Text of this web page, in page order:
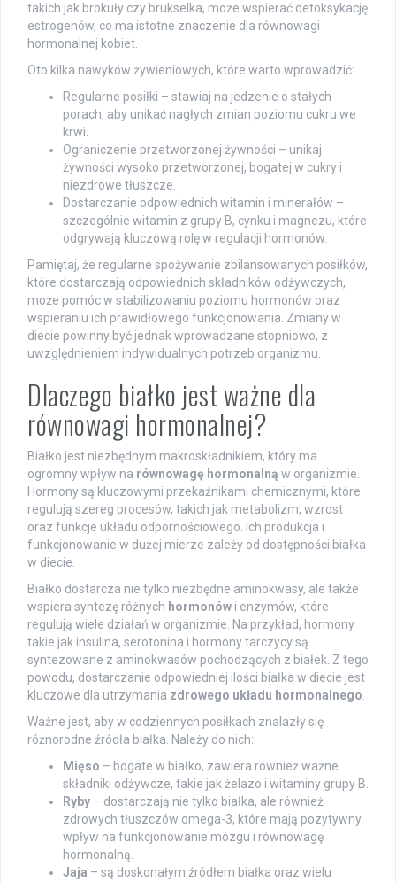
takich jak brokuły czy brukselka, może wspierać detoksykację
estrogenów, co ma istotne znaczenie dla równowagi
hormonalnej kobiet.
Oto kilka nawyków żywieniowych, które warto wprowadzić:
Regularne posiłki – stawiaj na jedzenie o stałych
porach, aby unikać nagłych zmian poziomu cukru we
krwi.
Ograniczenie przetworzonej żywności – unikaj
żywności wysoko przetworzonej, bogatej w cukry i
niezdrowe tłuszcze.
Dostarczanie odpowiednich witamin i minerałów –
szczególnie witamin z grupy B, cynku i magnezu, które
odgrywają kluczową rolę w regulacji hormonów.
Pamiętaj, że regularne spożywanie zbilansowanych posiłków,
które dostarczają odpowiednich składników odżywczych,
może pomóc w stabilizowaniu poziomu hormonów oraz
wspieraniu ich prawidłowego funkcjonowania. Zmiany w
diecie powinny być jednak wprowadzane stopniowo, z
uwzględnieniem indywidualnych potrzeb organizmu.
Dlaczego białko jest ważne dla
równowagi hormonalnej?
Białko jest niezbędnym makroskładnikiem, który ma
ogromny wpływ na równowagę hormonalną w organizmie.
Hormony są kluczowymi przekaźnikami chemicznymi, które
regulują szereg procesów, takich jak metabolizm, wzrost
oraz funkcje układu odpornościowego. Ich produkcja i
funkcjonowanie w dużej mierze zależy od dostępności białka
w diecie.
Białko dostarcza nie tylko niezbędne aminokwasy, ale także
wspiera syntezę różnych hormonów i enzymów, które
regulują wiele działań w organizmie. Na przykład, hormony
takie jak insulina, serotonina i hormony tarczycy są
syntezowane z aminokwasów pochodzących z białek. Z tego
powodu, dostarczanie odpowiedniej ilości białka w diecie jest
kluczowe dla utrzymania zdrowego układu hormonalnego
Ważne jest, aby w codziennych posiłkach znalazły się
różnorodne źródła białka. Należy do nich:
Mięso – bogate w białko, zawiera również ważne
składniki odżywcze, takie jak żelazo i witaminy grupy B.
Ryby – dostarczają nie tylko białka, ale również
zdrowych tłuszczów omega-3, które mają pozytywny
wpływ na funkcjonowanie mózgu i równowagę
hormonalną.
Jaja – są doskonałym źródłem białka oraz wielu